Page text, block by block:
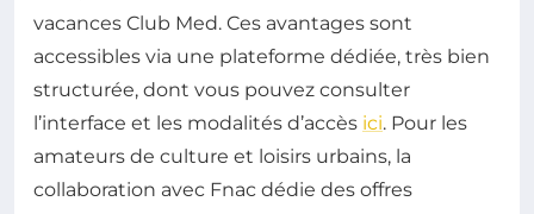
vacances Club Med. Ces avantages sont
accessibles via une plateforme dédiée, très bien
structurée, dont vous pouvez consulter
l’interface et les modalités d’accès ici. Pour les
amateurs de culture et loisirs urbains, la
collaboration avec Fnac dédie des offres